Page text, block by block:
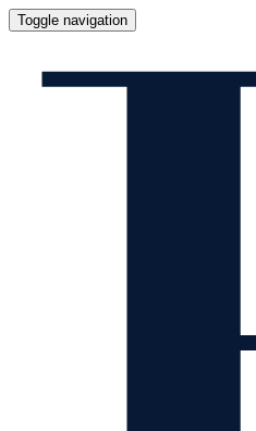
Toggle navigation